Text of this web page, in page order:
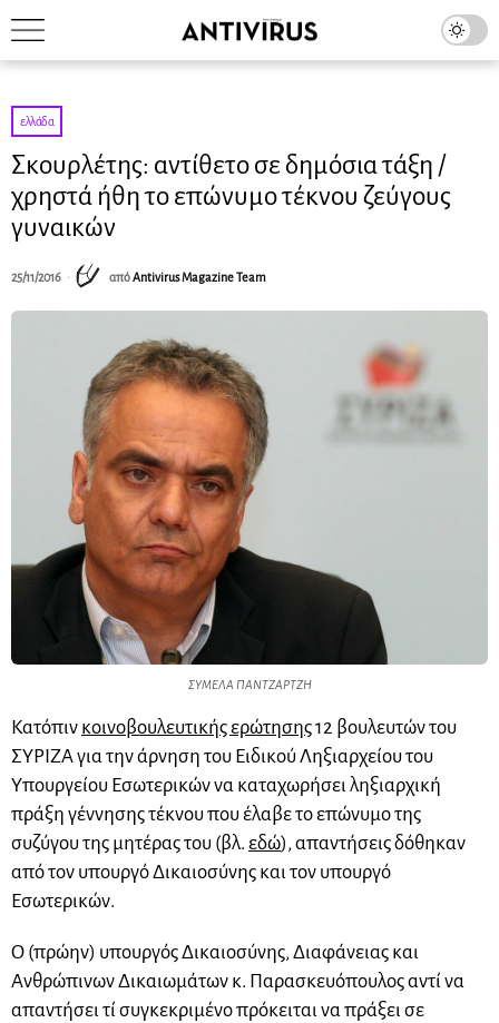
ελλάδα
Σκουρλέτης: αντίθετο σε δημόσια τάξη /
χρηστά ήθη το επώνυμο τέκνου ζεύγους
γυναικών
25/11/2016 απόAntivirus Magazine Team
ΣΥΜΕΛΑ ΠΑΝΤΖΑΡΤΖΗ
Κατόπιν κοινοβουλευτικής ερώτησης12 βουλευτών του
ΣΥΡΙΖΑ για την άρνηση του Ειδικού Ληξιαρχείου του
Υπουργείου Εσωτερικών να καταχωρήσει ληξιαρχική
πράξη γέννησης τέκνου που έλαβε το επώνυμο της
συζύγου της μητέρας του (βλ. εδώ), απαντήσεις δόθηκαν
από τον υπουργό Δικαιοσύνης και τον υπουργό
Εσωτερικών.
Ο (πρώην) υπουργός Δικαιοσύνης, Διαφάνειας και
Ανθρώπινων Δικαιωμάτων κ. Παρασκευόπουλος αντί να
απαντήσει τί συγκεκριμένο πρόκειται να πράξει σε